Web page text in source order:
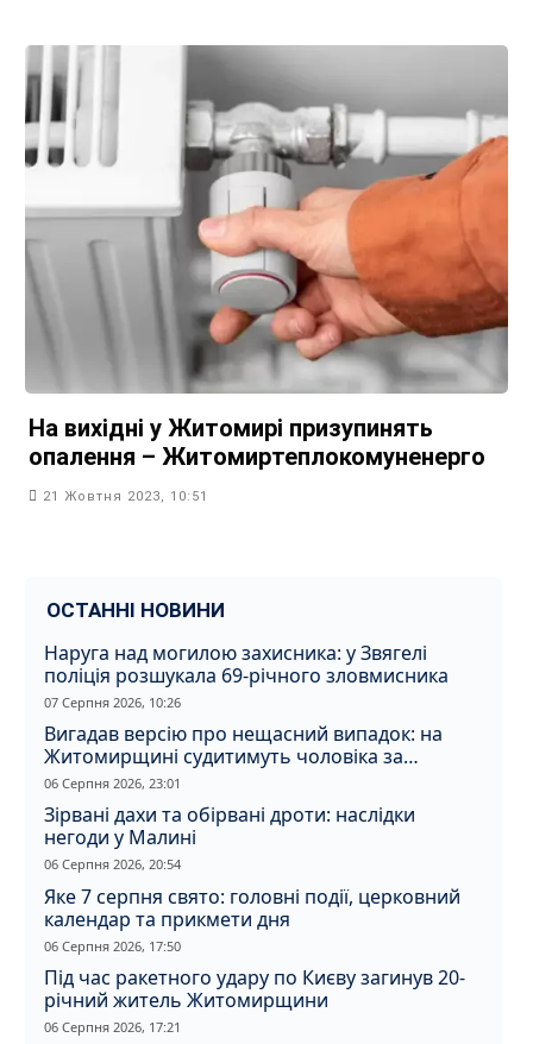
На вихідні у Житомирі призупинять
опалення – Житомиртеплокомуненерго
21 Жовтня 2023, 10:51
ОСТАННІ НОВИНИ
Наруга над могилою захисника: у Звягелі
поліція розшукала 69-річного зловмисника
07 Серпня 2026, 10:26
Вигадав версію про нещасний випадок: на
Житомирщині судитимуть чоловіка за
вбивство співмешканки
06 Серпня 2026, 23:01
Зірвані дахи та обірвані дроти: наслідки
негоди у Малині
06 Серпня 2026, 20:54
Яке 7 серпня свято: головні події, церковний
календар та прикмети дня
06 Серпня 2026, 17:50
Під час ракетного удару по Києву загинув 20-
річний житель Житомирщини
06 Серпня 2026, 17:21